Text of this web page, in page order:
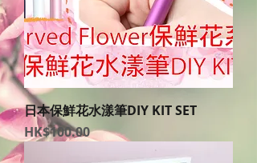
日本保鮮花水漾筆DIY KIT SET
價格
HK$100.00